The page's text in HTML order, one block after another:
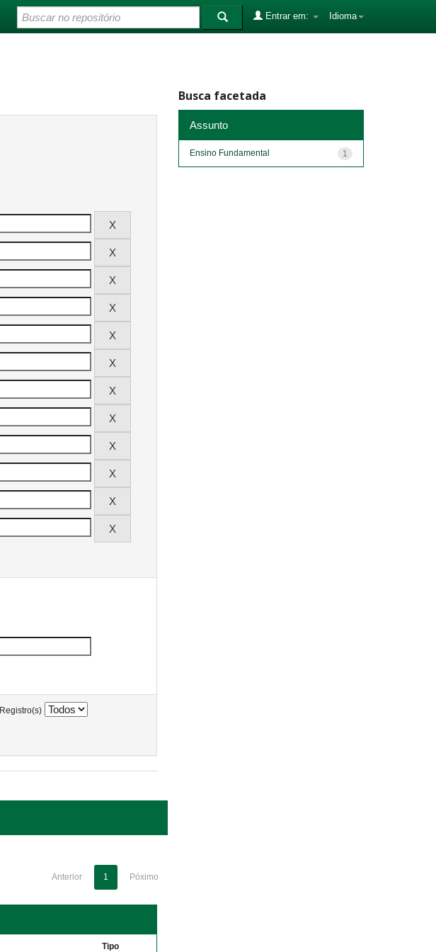
Idioma
Entrar em:
Registro(s)
Anterior 1 Póximo
Tipo
Busca facetada
Assunto
1
Ensino Fundamental